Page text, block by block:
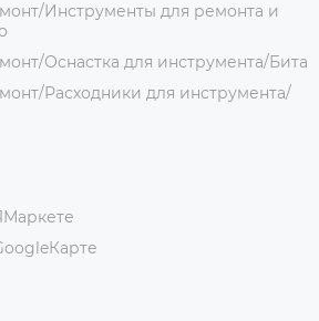
Инструменты для ремонта и
Оснастка для инструмента/Бита
Расходники для инструмента/